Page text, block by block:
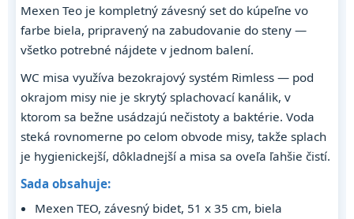
Mexen Teo je kompletný závesný set do kúpeľne vo
farbe biela, pripravený na zabudovanie do steny —
všetko potrebné nájdete v jednom balení.
WC misa využíva bezokrajový systém Rimless — pod
okrajom misy nie je skrytý splachovací kanálik, v
ktorom sa bežne usádzajú nečistoty a baktérie. Voda
steká rovnomerne po celom obvode misy, takže splach
je hygienickejší, dôkladnejší a misa sa oveľa ľahšie čistí.
Sada obsahuje:
Mexen TEO, závesný bidet, 51 x 35 cm, biela